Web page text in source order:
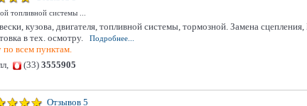
топливной системы ...
кузова, двигателя, топливной системы, тормозной. Замена
в тех. осмотру.
Подробнее...
по всем пунктам.
(33) 3555905
Отзывов 5